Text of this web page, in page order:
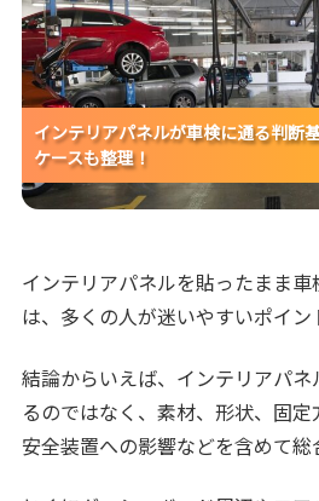
インテリアパネルが車検に通る判断
ケースも整理！
インテリアパネルが車検に通る判断
ケースも整理！
インテリアパネルが車検に通る判断
ケースも整理！
インテリアパネルを貼ったまま
は、多くの人が迷いやすいポイン
結論からいえば、インテリアパ
るのではなく、素材、形状、固定
安全装置への影響などを含めて総